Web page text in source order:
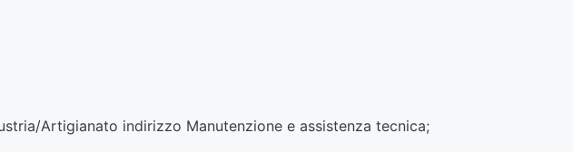
Artigianato indirizzo Manutenzione e assistenza tecnica;